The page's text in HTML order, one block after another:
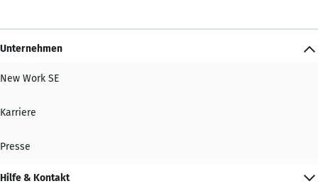
Unternehmen
New Work SE
Karriere
Presse
Hilfe & Kontakt